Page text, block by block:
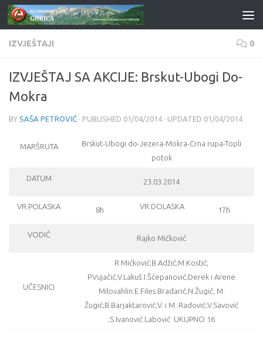
Skip to content
IZVJEŠTAJI 0
IZVJEŠTAJ SA AKCIJE: Brskut-Ubogi Do-
Mokra
BY SAŠA PETROVIĆ · PUBLISHED 01/04/2014 · UPDATED 01/04/2014
MARŠRUTA
Brskut-Ubogi do-Jezera-Mokra-Crna rupa-Topli
potok
DATUM 23.03.2014
VR.POLASKA 8h VR.DOLASKA 17h
VODIČ Rajko Mićković
UČESNICI
R.Mićković;B.Adžić;M.Kostić;
P.Vujačić;V.Lakuš:I.Šćepanović;Derek i Arene
Milovahlin:E.Files.Bradarić;N.Žugić; M.
Žugić;B.Barjaktarović;V. i M..Radović;V.Savović
;S.Ivanović Labović UKUPNO 16